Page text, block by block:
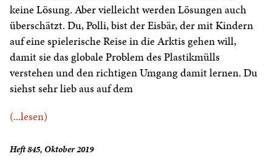
keine Lösung. Aber vielleicht werden Lösungen auch
überschätzt. Du, Polli, bist der Eisbär, der mit Kindern
auf eine spielerische Reise in die Arktis gehen will,
damit sie das globale Problem des Plastikmülls
verstehen und den richtigen Umgang damit lernen. Du
siehst sehr lieb aus auf dem
(...lesen)
Heft 845, Oktober 2019